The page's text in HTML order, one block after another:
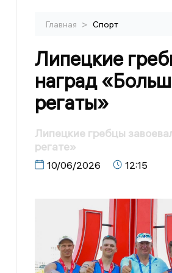
Главная > Спорт
Липецкие
наград
регаты»
Липецкие гребцы
регате»
10/06/2026 12:15